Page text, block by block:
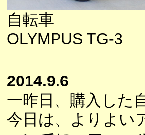
自転車
OLYMPUS TG-3
2014.9.6
一昨日、購入した
今日は、よりよい